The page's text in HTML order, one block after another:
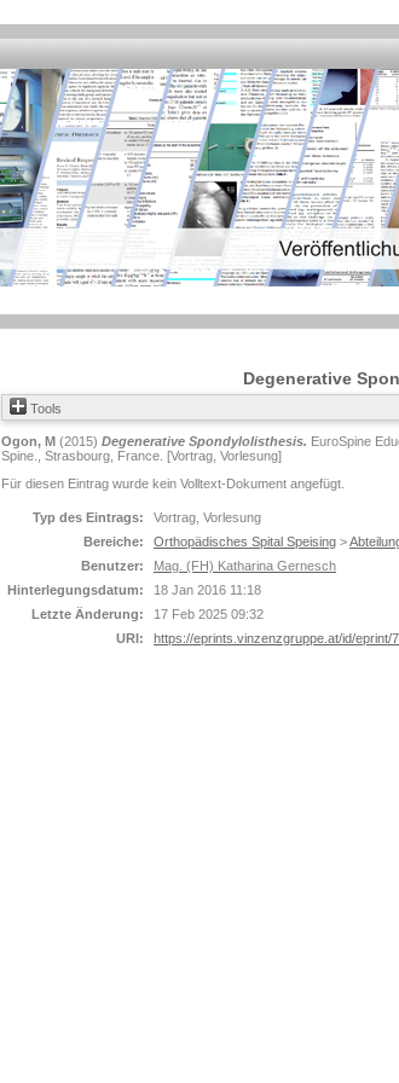
Degenerative
Tools
Ogon, M (2015) Degenerative Spondylolisthesis. EuroSpine
Spine., Strasbourg, France. [Vortrag, Vorlesung]
Für diesen Eintrag wurde kein Volltext-Dokument angefügt.
Typ des Eintrags:
Vortrag, Vorlesung
Bereiche:
Orthopädisches Spital Speising >
Benutzer:
Mag. (FH) Katharina Gernesch
Hinterlegungsdatum:
18 Jan 2016 11:18
Letzte Änderung:
17 Feb 2025 09:32
URI:
https://eprints.vinzenzgruppe.at/id/eprint/